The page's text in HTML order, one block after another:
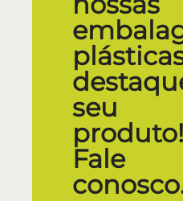
seu
produto!
Fale